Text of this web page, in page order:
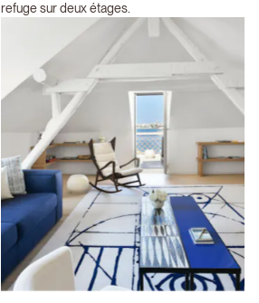
refuge sur deux étages.